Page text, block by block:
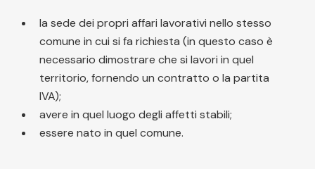
la sede dei propri affari lavorativi nello stesso
comune in cui si fa richiesta (in questo caso è
necessario dimostrare che si lavori in quel
territorio, fornendo un contratto o la partita
IVA);
avere in quel luogo degli affetti stabili;
essere nato in quel comune.